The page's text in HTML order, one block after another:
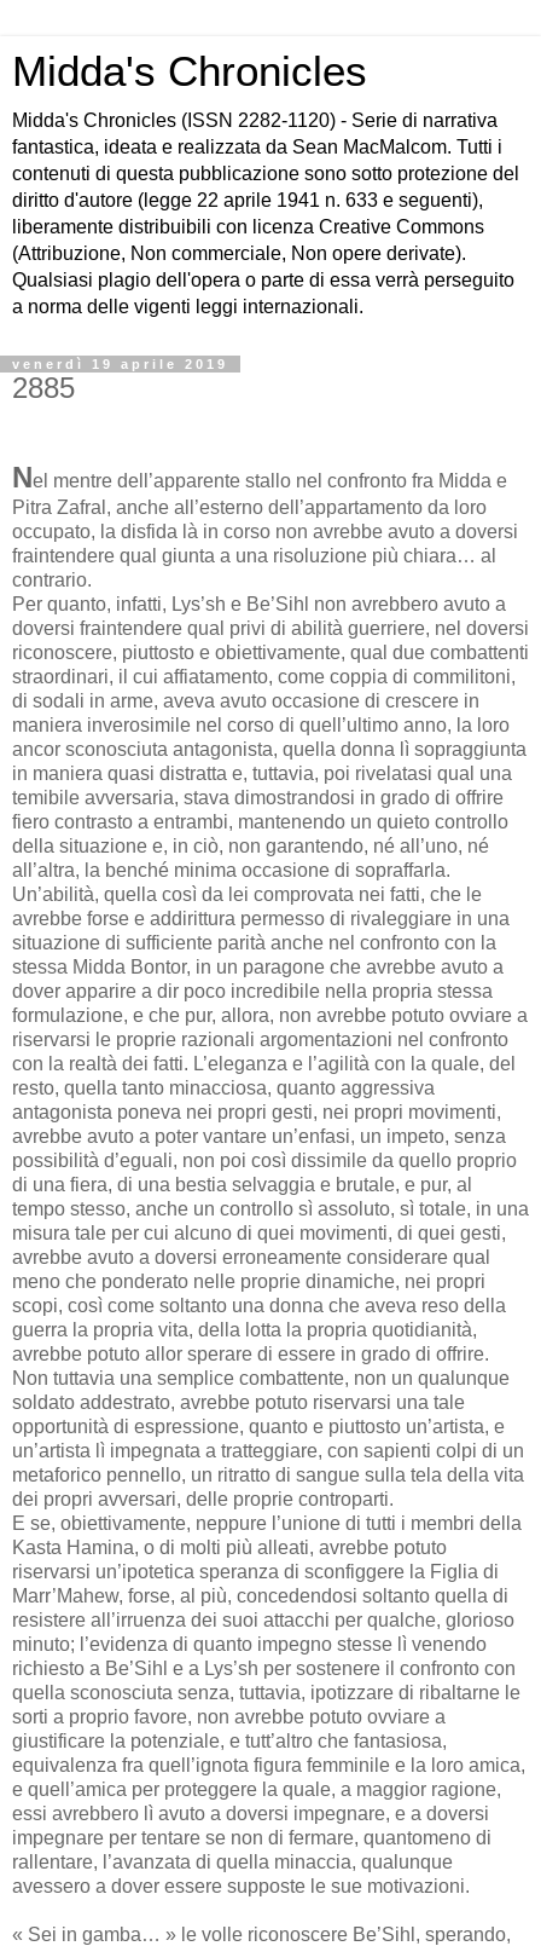
Midda's Chronicles
Midda's Chronicles (ISSN 2282-1120) - Serie di narrativa
fantastica, ideata e realizzata da Sean MacMalcom. Tutti i
contenuti di questa pubblicazione sono sotto protezione del
diritto d'autore (legge 22 aprile 1941 n. 633 e seguenti),
liberamente distribuibili con licenza Creative Commons
(Attribuzione, Non commerciale, Non opere derivate).
Qualsiasi plagio dell'opera o parte di essa verrà perseguito
a norma delle vigenti leggi internazionali.
venerdì 19 aprile 2019
2885
Nel mentre dell’apparente stallo nel confronto fra Midda e
Pitra Zafral, anche all’esterno dell’appartamento da loro
occupato, la disfida là in corso non avrebbe avuto a doversi
fraintendere qual giunta a una risoluzione più chiara… al
contrario.
Per quanto, infatti, Lys’sh e Be’Sihl non avrebbero avuto a
doversi fraintendere qual privi di abilità guerriere, nel doversi
riconoscere, piuttosto e obiettivamente, qual due combattenti
straordinari, il cui affiatamento, come coppia di commilitoni,
di sodali in arme, aveva avuto occasione di crescere in
maniera inverosimile nel corso di quell’ultimo anno, la loro
ancor sconosciuta antagonista, quella donna lì sopraggiunta
in maniera quasi distratta e, tuttavia, poi rivelatasi qual una
temibile avversaria, stava dimostrandosi in grado di offrire
fiero contrasto a entrambi, mantenendo un quieto controllo
della situazione e, in ciò, non garantendo, né all’uno, né
all’altra, la benché minima occasione di sopraffarla.
Un’abilità, quella così da lei comprovata nei fatti, che le
avrebbe forse e addirittura permesso di rivaleggiare in una
situazione di sufficiente parità anche nel confronto con la
stessa Midda Bontor, in un paragone che avrebbe avuto a
dover apparire a dir poco incredibile nella propria stessa
formulazione, e che pur, allora, non avrebbe potuto ovviare a
riservarsi le proprie razionali argomentazioni nel confronto
con la realtà dei fatti. L’eleganza e l’agilità con la quale, del
resto, quella tanto minacciosa, quanto aggressiva
antagonista poneva nei propri gesti, nei propri movimenti,
avrebbe avuto a poter vantare un’enfasi, un impeto, senza
possibilità d’eguali, non poi così dissimile da quello proprio
di una fiera, di una bestia selvaggia e brutale, e pur, al
tempo stesso, anche un controllo sì assoluto, sì totale, in una
misura tale per cui alcuno di quei movimenti, di quei gesti,
avrebbe avuto a doversi erroneamente considerare qual
meno che ponderato nelle proprie dinamiche, nei propri
scopi, così come soltanto una donna che aveva reso della
guerra la propria vita, della lotta la propria quotidianità,
avrebbe potuto allor sperare di essere in grado di offrire.
Non tuttavia una semplice combattente, non un qualunque
soldato addestrato, avrebbe potuto riservarsi una tale
opportunità di espressione, quanto e piuttosto un’artista, e
un’artista lì impegnata a tratteggiare, con sapienti colpi di un
metaforico pennello, un ritratto di sangue sulla tela della vita
dei propri avversari, delle proprie controparti.
E se, obiettivamente, neppure l’unione di tutti i membri della
Kasta Hamina, o di molti più alleati, avrebbe potuto
riservarsi un’ipotetica speranza di sconfiggere la Figlia di
Marr’Mahew, forse, al più, concedendosi soltanto quella di
resistere all’irruenza dei suoi attacchi per qualche, glorioso
minuto; l’evidenza di quanto impegno stesse lì venendo
richiesto a Be’Sihl e a Lys’sh per sostenere il confronto con
quella sconosciuta senza, tuttavia, ipotizzare di ribaltarne le
sorti a proprio favore, non avrebbe potuto ovviare a
giustificare la potenziale, e tutt’altro che fantasiosa,
equivalenza fra quell’ignota figura femminile e la loro amica,
e quell’amica per proteggere la quale, a maggior ragione,
essi avrebbero lì avuto a doversi impegnare, e a doversi
impegnare per tentare se non di fermare, quantomeno di
rallentare, l’avanzata di quella minaccia, qualunque
avessero a dover essere supposte le sue motivazioni.
« Sei in gamba… » le volle riconoscere Be’Sihl, sperando,